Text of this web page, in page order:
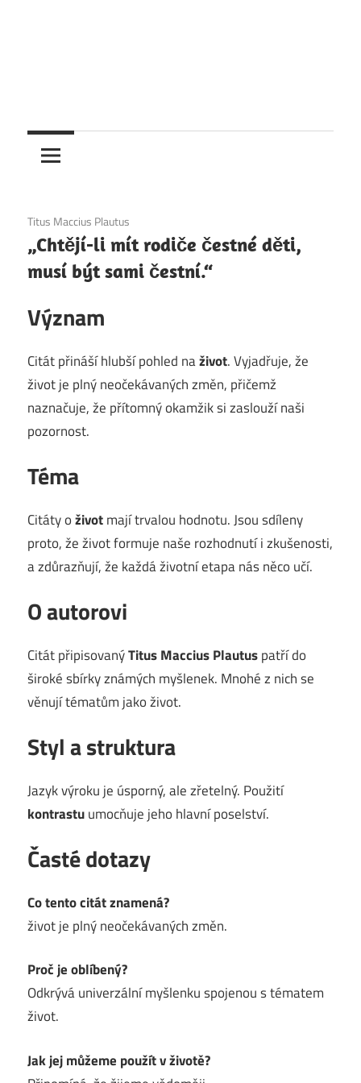
1. 12. 2020
Titus Maccius Plautus
„Chtějí-li mít rodiče čestné děti,
musí být sami čestní.“
Význam
Citát přináší hlubší pohled naživot. Vyjadřuje, že
život je plný neočekávaných změn, přičemž
naznačuje, že přítomný okamžik si zaslouží naši
pozornost.
Téma
Citáty oživotmají trvalou hodnotu. Jsou sdíleny
proto, že život formuje naše rozhodnutí i zkušenosti,
a zdůrazňují, že každá životní etapa nás něco učí.
O autorovi
Citát připisovanýTitus Maccius Plautuspatří do
široké sbírky známých myšlenek. Mnohé z nich se
věnují tématům jako život.
Styl a struktura
Jazyk výroku je úsporný, ale zřetelný. Použití
kontrastuumocňuje jeho hlavní poselství.
Časté dotazy
Co tento citát znamená?
život je plný neočekávaných změn.
Proč je oblíbený?
Odkrývá univerzální myšlenku spojenou s tématem
život.
Jak jej můžeme použít v životě?